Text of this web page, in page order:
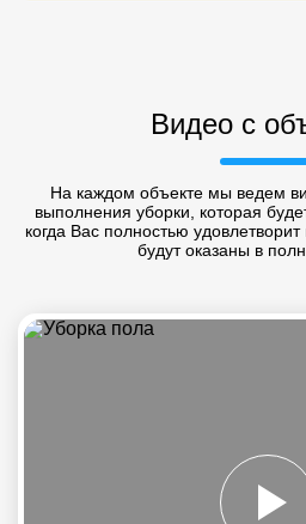
Видео с
На каждом объекте мы ведем
выполнения уборки, которая
когда Вас полностью
будут оказаны в